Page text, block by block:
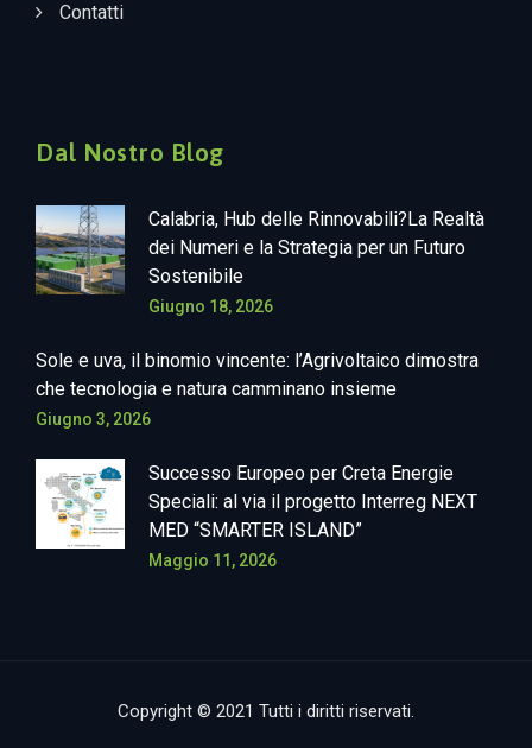
Contatti
Dal Nostro Blog
Calabria, Hub delle Rinnovabili?La Realtà
dei Numeri e la Strategia per un Futuro
Sostenibile
Giugno 18, 2026
Sole e uva, il binomio vincente: l’Agrivoltaico dimostra
che tecnologia e natura camminano insieme
Giugno 3, 2026
Successo Europeo per Creta Energie
Speciali: al via il progetto Interreg NEXT
MED “SMARTER ISLAND”
Maggio 11, 2026
Copyright © 2021 Tutti i diritti riservati.